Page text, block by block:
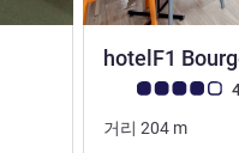
hotelF1
고객 평점 (ALL 평
거리 204 m